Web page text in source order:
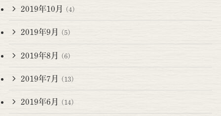
2019年10月 (4)
2019年9月 (5)
2019年8月 (6)
2019年7月 (13)
2019年6月 (14)